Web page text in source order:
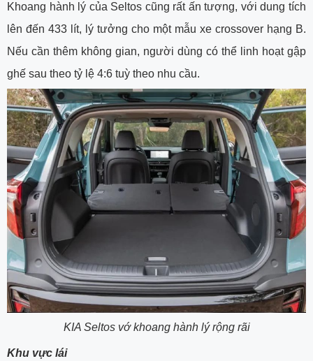
Khoang hành lý của Seltos cũng rất ấn tượng, với dung tích
lên đến 433 lít, lý tưởng cho một mẫu xe crossover hạng B.
Nếu cần thêm không gian, người dùng có thể linh hoạt gập
ghế sau theo tỷ lệ 4:6 tuỳ theo nhu cầu.
KIA Seltos vớ khoang hành lý rộng rãi
Khu vực lái